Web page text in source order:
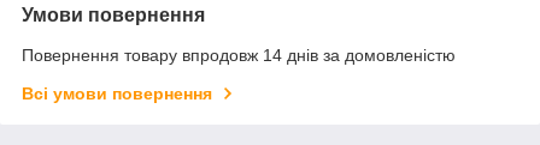
Умови повернення
Повернення товару впродовж 14 днів за домовленістю
Всі умови повернення